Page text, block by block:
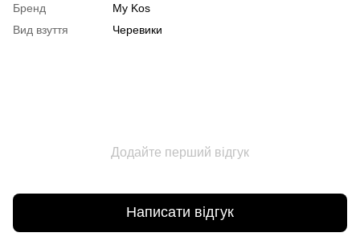
Бренд
My Kos
Вид взуття
Черевики
Додайте перший відгук
Написати відгук